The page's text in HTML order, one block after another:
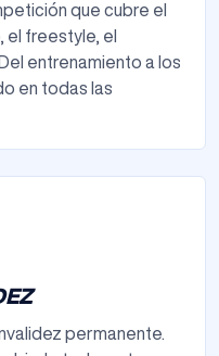
que cubre el
el freestyle, el
entrenamiento a los
en todas las
permanente.